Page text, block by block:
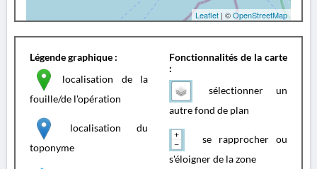
Leaflet | ©OpenStreetMap
Légende graphique :
localisation de la
fouille/de l'opération
localisation du
toponyme
Fonctionnalités de la carte
:
sélectionner un
autre fond de plan
se rapprocher ou
s'éloigner de la zone